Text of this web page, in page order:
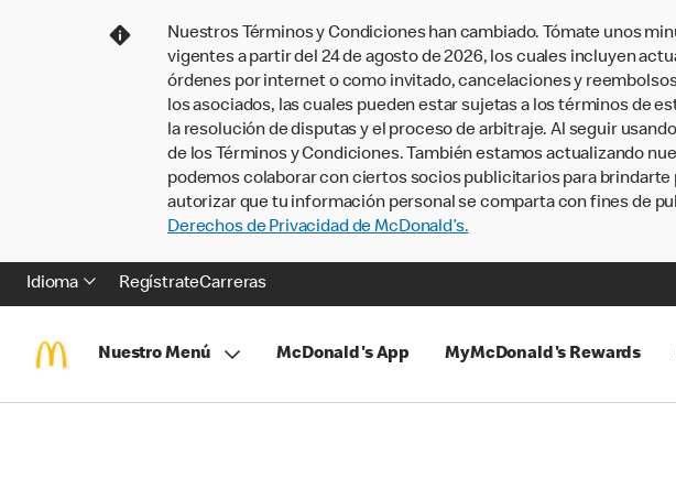
Nuestros Términos y Condiciones han cambiado. Tómate unos
vigentes a partir del 24 de agosto de 2026, los cuales incluyen
órdenes por internet o como invitado, cancelaciones y
los asociados, las cuales pueden estar sujetas a los términos de
la resolución de disputas y el proceso de arbitraje. Al seguir
de los Términos y Condiciones. También estamos actualizando
podemos colaborar con ciertos socios publicitarios para
autorizar que tu información personal se comparta con fines de
Derechos de Privacidad de McDonald’s.
Idioma RegístrateCarreras
Nuestro Menú McDonald's App MyMcDonald's Rewards